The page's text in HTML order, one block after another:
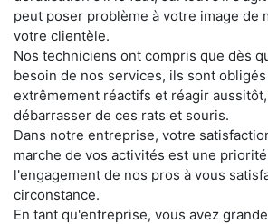
peut poser problème à votre image de
votre clientèle.
Nos techniciens ont compris que dès
besoin de nos services, ils sont
extrêmement réactifs et réagir
débarrasser de ces rats et souris.
Dans notre entreprise, votre
marche de vos activités est une
l'engagement de nos pros à vous
circonstance.
En tant qu'entreprise, vous avez